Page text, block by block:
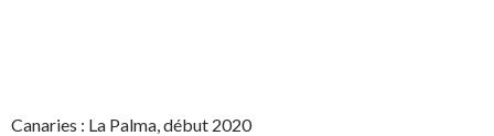
Canaries : La Palma, début 2020